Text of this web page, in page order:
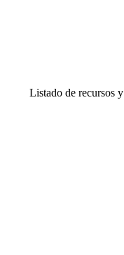
Listado de recursos